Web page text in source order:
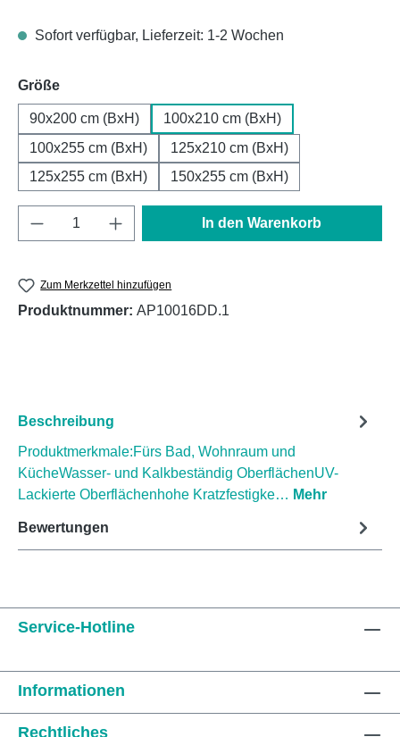
Sofort verfügbar, Lieferzeit: 1-2 Wochen
Größeauswählen
90x200 cm (BxH)
100x210 cm (BxH)
100x255 cm (BxH)
125x210 cm (BxH)
125x255 cm (BxH)
150x255 cm (BxH)
Produkt Anzahl: Gib den gewünschten
In den Warenkorb
Zum Merkzettel hinzufügen
Produktnummer: AP10016DD.1
Beschreibung
Produktmerkmale:Fürs Bad, Wohnraum und
KücheWasser- und Kalkbeständig OberflächenUV-
Lackierte Oberflächenhohe Kratzfestigke… Mehr
Bewertungen
Service-Hotline
Informationen
Rechtliches